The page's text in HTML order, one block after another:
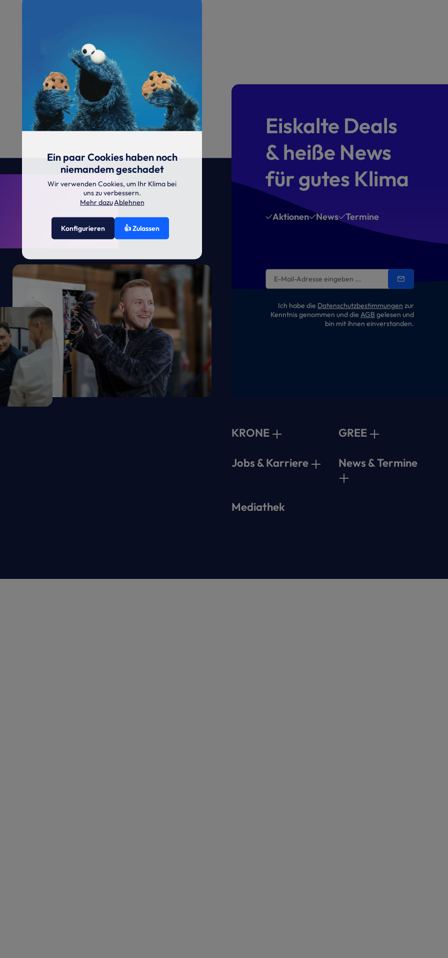
Eiskalte Deals
& heiße News
für gutes Klima
Aktionen News Termine
Ich habe die Datenschutzbestimmungen zur
Kenntnis genommen und die AGB gelesen und
bin mit ihnen einverstanden.
KRONE GREE
Jobs & Karriere News & Termine
Mediathek
Ein paar Cookies haben noch
niemandem geschadet
Wir verwenden Cookies, um Ihr Klima bei
uns zu verbessern.
Mehr dazuAblehnen
Konfigurieren 👍 Zulassen